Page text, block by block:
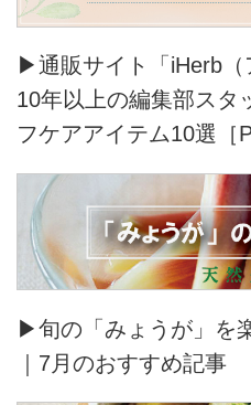
▶通販サイト「iHerb
10年以上の編集部スタ
フケアアイテム10選［
▶旬の「みょうが」を
｜7月のおすすめ記事